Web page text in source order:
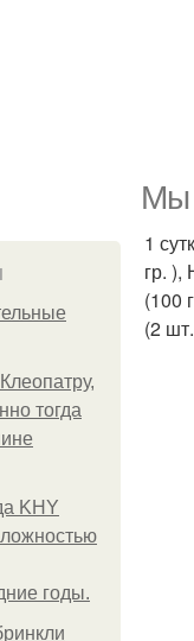
Мы
тогда
KHY
годы.
1
гр. ),
(100
(2